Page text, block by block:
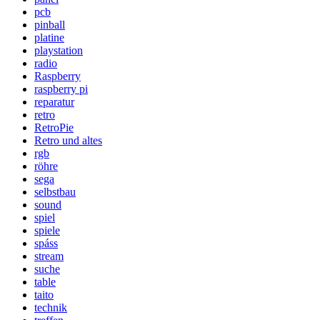
pcb
pinball
platine
playstation
radio
Raspberry
raspberry pi
reparatur
retro
RetroPie
Retro und altes
rgb
röhre
sega
selbstbau
sound
spiel
spiele
spáss
stream
suche
table
taito
technik